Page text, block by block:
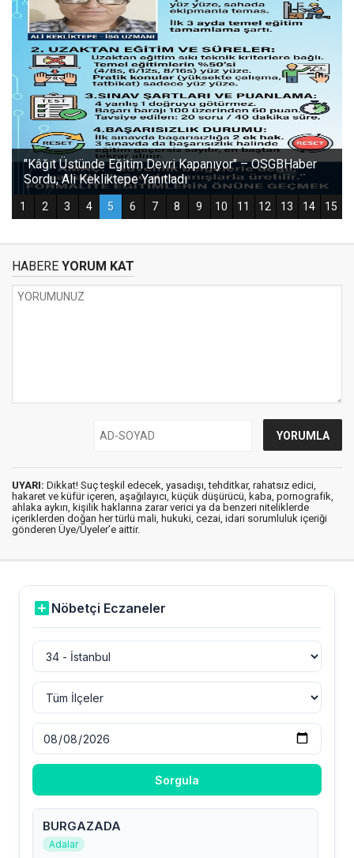
HABERE YORUM KAT
UYARI: Dikkat! Suç teşkil edecek, yasadışı, tehditkar, rahatsız edici,
hakaret ve küfür içeren, aşağılayıcı, küçük düşürücü, kaba, pornografik,
ahlaka aykırı, kişilik haklarına zarar verici ya da benzeri niteliklerde
içeriklerden doğan her türlü mali, hukuki, cezai, idari sorumluluk içeriği
gönderen Üye/Üyeler’e aittir.